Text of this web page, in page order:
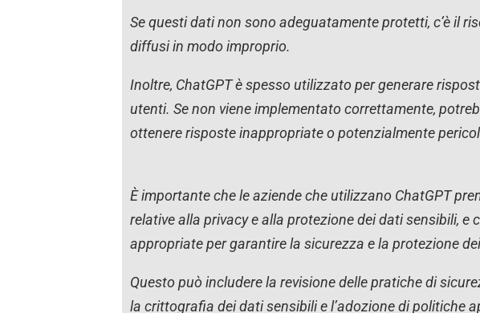
Se questi dati non sono adeguatamente protetti, c’è il
diffusi in modo improprio.
Inoltre, ChatGPT è spesso utilizzato per generare
utenti. Se non viene implementato correttamente,
ottenere risposte inappropriate o potenzialmente
È importante che le aziende che utilizzano ChatGPT
relative alla privacy e alla protezione dei dati sensibili, e
appropriate per garantire la sicurezza e la protezione
Questo può includere la revisione delle pratiche di
la crittografia dei dati sensibili e l’adozione di politiche